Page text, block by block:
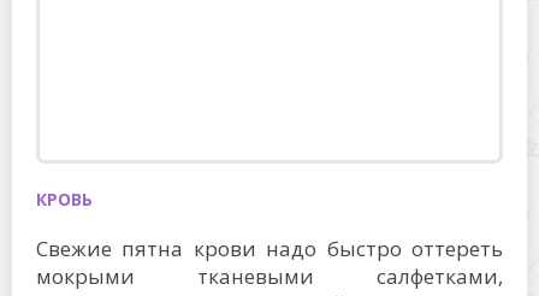
КРОВЬ
Свежие пятна крови надо быстро оттереть
мокрыми тканевыми салфетками,